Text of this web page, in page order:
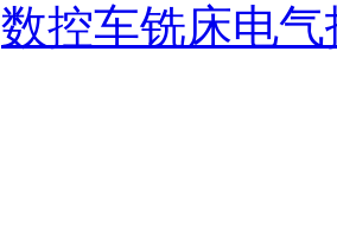
数控车铣床电